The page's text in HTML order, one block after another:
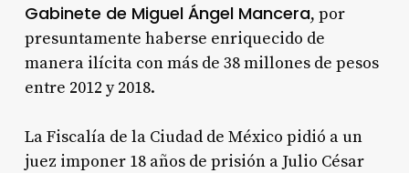
Gabinete de Miguel Ángel Mancera, por
presuntamente haberse enriquecido de
manera ilícita con más de 38 millones de pesos
entre 2012 y 2018.
La Fiscalía de la Ciudad de México pidió a un
juez imponer 18 años de prisión a Julio César